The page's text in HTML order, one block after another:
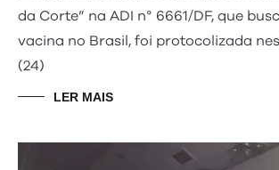
da Corte” na ADI n° 6661/DF, que
vacina no Brasil, foi protocolizada
(24)
LER MAIS